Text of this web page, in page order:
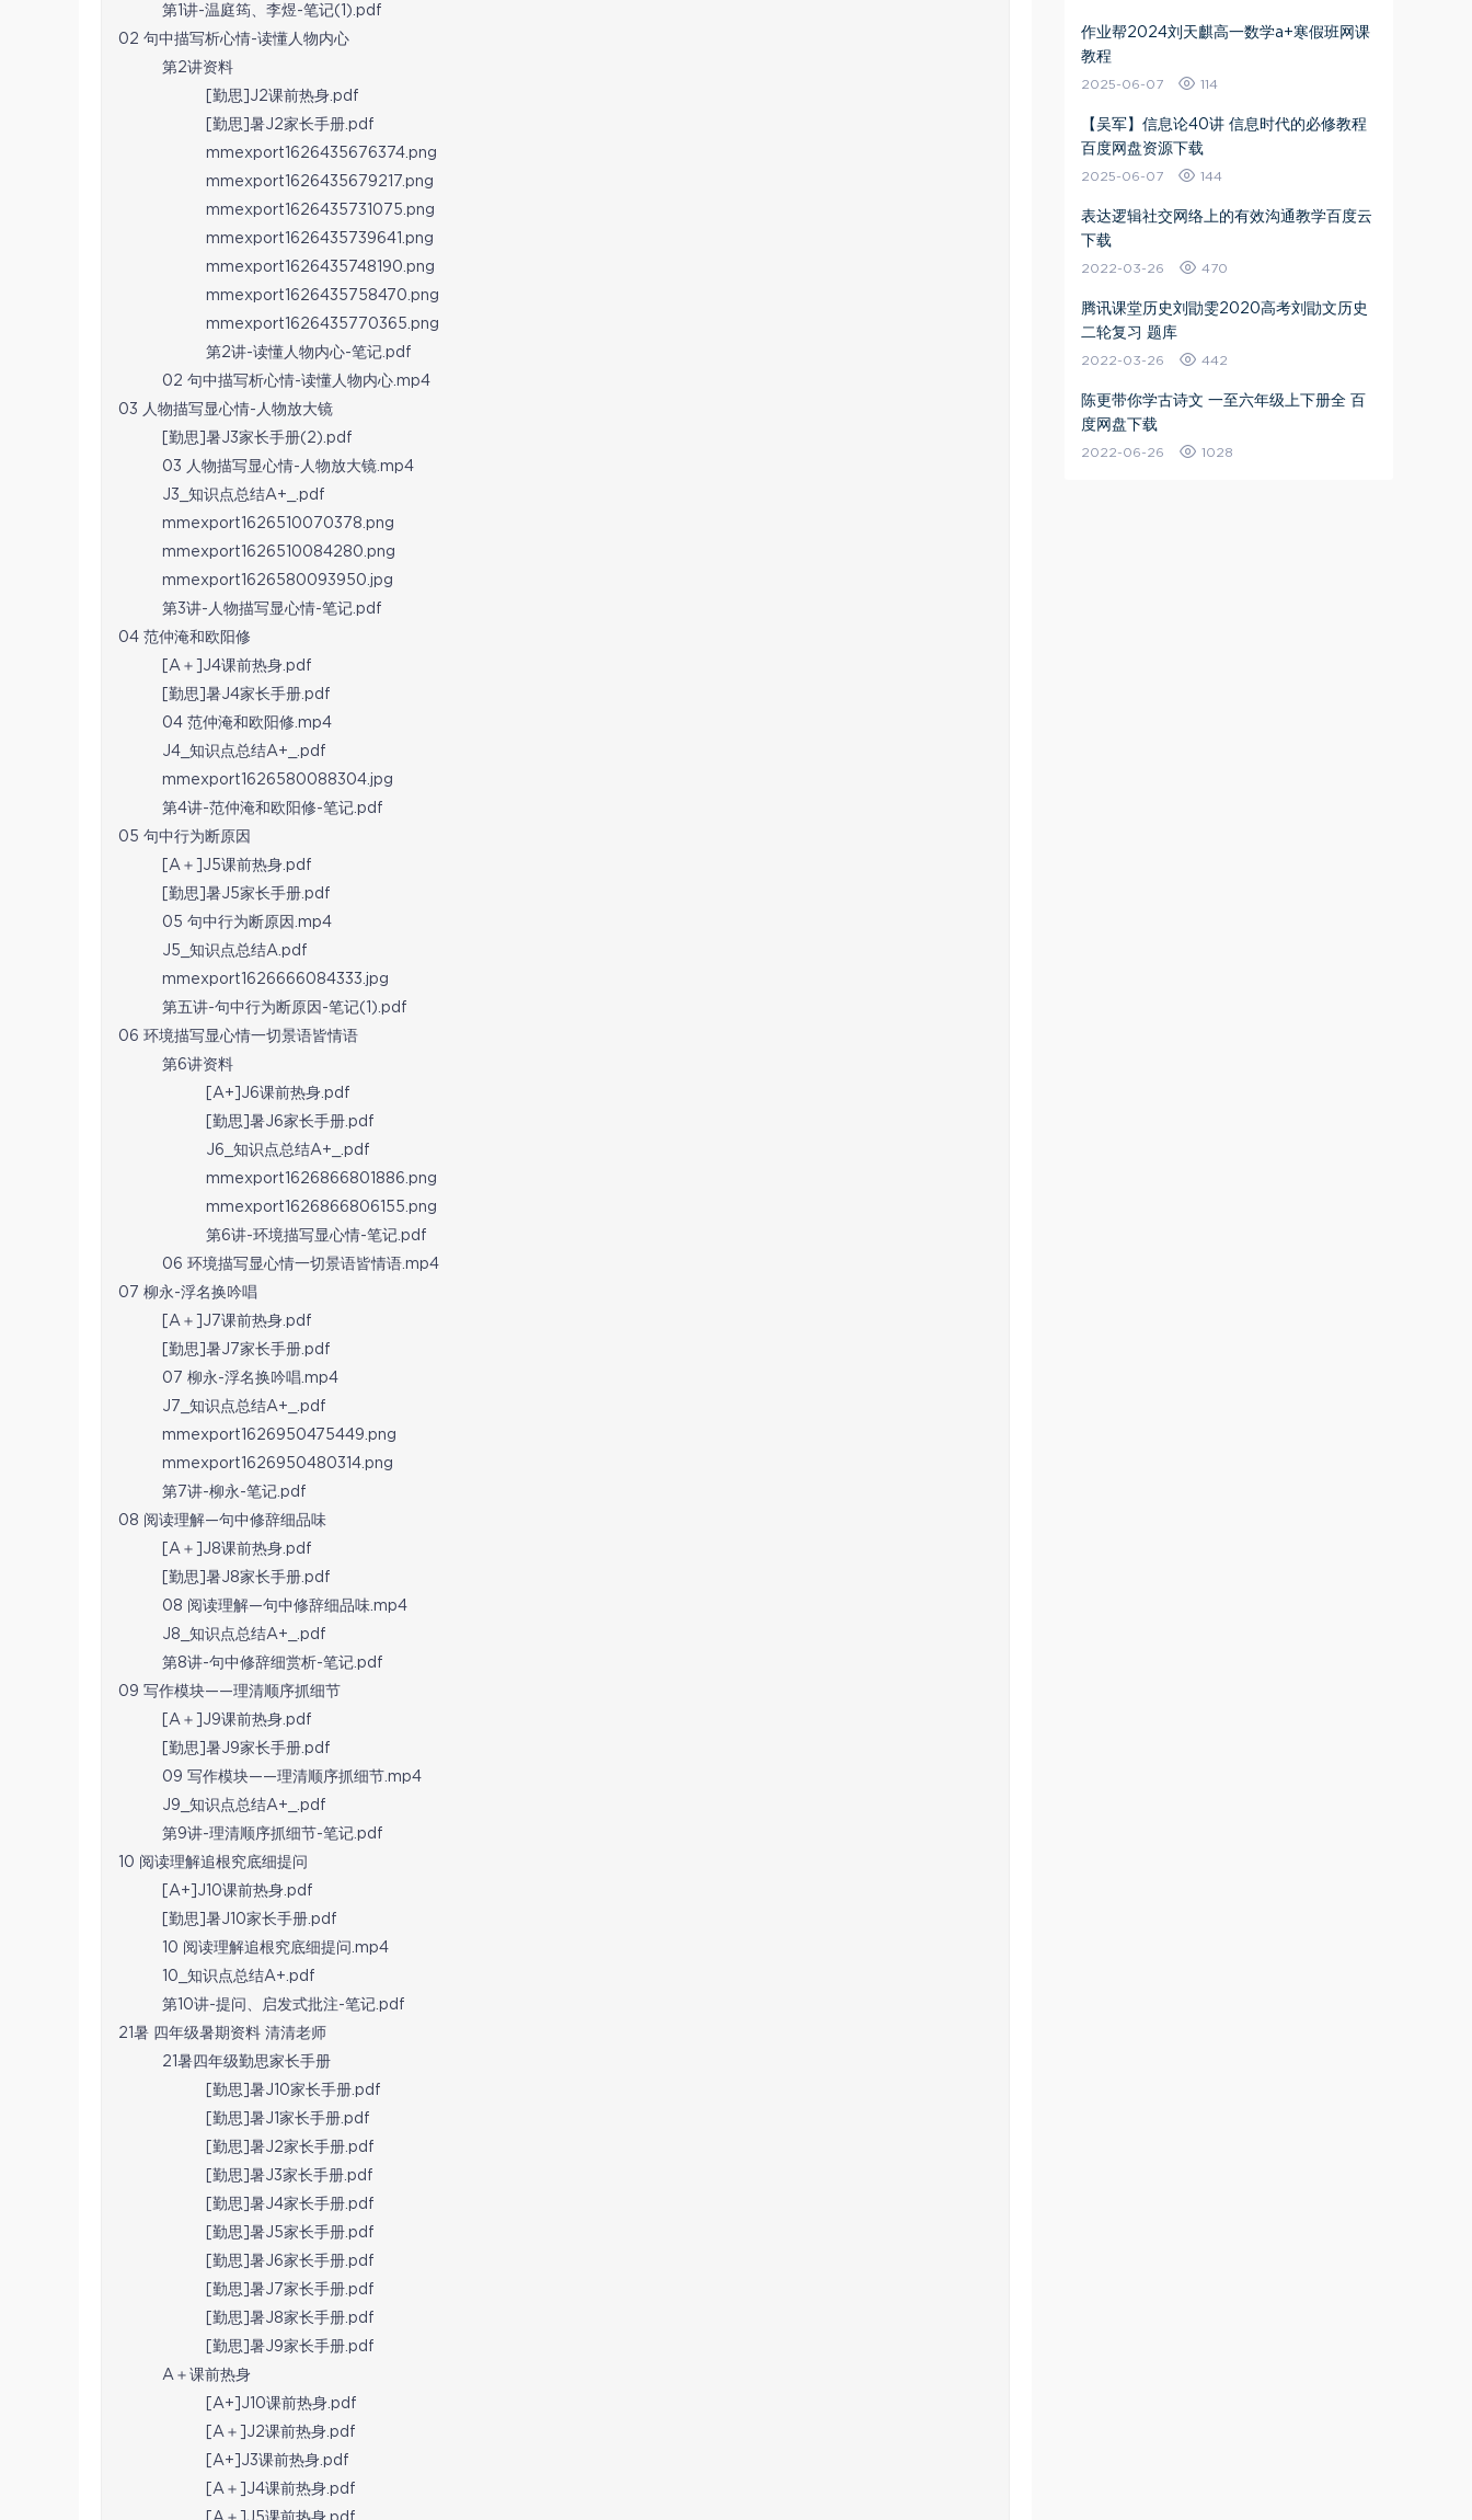
第1讲-温庭筠、李煜-笔记(1).pdf
02 句中描写析心情-读懂人物内心
第2讲资料
[勤思]J2课前热身.pdf
[勤思]暑J2家长手册.pdf
mmexport1626435676374.png
mmexport1626435679217.png
mmexport1626435731075.png
mmexport1626435739641.png
mmexport1626435748190.png
mmexport1626435758470.png
mmexport1626435770365.png
第2讲-读懂人物内心-笔记.pdf
02 句中描写析心情-读懂人物内心.mp4
03 人物描写显心情-人物放大镜
[勤思]暑J3家长手册(2).pdf
03 人物描写显心情-人物放大镜.mp4
J3_知识点总结A+_.pdf
mmexport1626510070378.png
mmexport1626510084280.png
mmexport1626580093950.jpg
第3讲-人物描写显心情-笔记.pdf
04 范仲淹和欧阳修
[A＋]J4课前热身.pdf
[勤思]暑J4家长手册.pdf
04 范仲淹和欧阳修.mp4
J4_知识点总结A+_.pdf
mmexport1626580088304.jpg
第4讲-范仲淹和欧阳修-笔记.pdf
05 句中行为断原因
[A＋]J5课前热身.pdf
[勤思]暑J5家长手册.pdf
05 句中行为断原因.mp4
J5_知识点总结A.pdf
mmexport1626666084333.jpg
第五讲-句中行为断原因-笔记(1).pdf
06 环境描写显心情一切景语皆情语
第6讲资料
[A+]J6课前热身.pdf
[勤思]暑J6家长手册.pdf
J6_知识点总结A+_.pdf
mmexport1626866801886.png
mmexport1626866806155.png
第6讲-环境描写显心情-笔记.pdf
06 环境描写显心情一切景语皆情语.mp4
07 柳永-浮名换吟唱
[A＋]J7课前热身.pdf
[勤思]暑J7家长手册.pdf
07 柳永-浮名换吟唱.mp4
J7_知识点总结A+_.pdf
mmexport1626950475449.png
mmexport1626950480314.png
第7讲-柳永-笔记.pdf
08 阅读理解—句中修辞细品味
[A＋]J8课前热身.pdf
[勤思]暑J8家长手册.pdf
08 阅读理解—句中修辞细品味.mp4
J8_知识点总结A+_.pdf
第8讲-句中修辞细赏析-笔记.pdf
09 写作模块——理清顺序抓细节
[A＋]J9课前热身.pdf
[勤思]暑J9家长手册.pdf
09 写作模块——理清顺序抓细节.mp4
J9_知识点总结A+_.pdf
第9讲-理清顺序抓细节-笔记.pdf
10 阅读理解追根究底细提问
[A+]J10课前热身.pdf
[勤思]暑J10家长手册.pdf
10 阅读理解追根究底细提问.mp4
10_知识点总结A+.pdf
第10讲-提问、启发式批注-笔记.pdf
21暑 四年级暑期资料 清清老师
21暑四年级勤思家长手册
[勤思]暑J10家长手册.pdf
[勤思]暑J1家长手册.pdf
[勤思]暑J2家长手册.pdf
[勤思]暑J3家长手册.pdf
[勤思]暑J4家长手册.pdf
[勤思]暑J5家长手册.pdf
[勤思]暑J6家长手册.pdf
[勤思]暑J7家长手册.pdf
[勤思]暑J8家长手册.pdf
[勤思]暑J9家长手册.pdf
A＋课前热身
[A+]J10课前热身.pdf
[A＋]J2课前热身.pdf
[A+]J3课前热身.pdf
[A＋]J4课前热身.pdf
作业帮2024刘天麒高一数学a+寒假班网课
教程
2025-06-07 114
【吴军】信息论40讲 信息时代的必修教程
百度网盘资源下载
2025-06-07 144
表达逻辑社交网络上的有效沟通教学百度云
下载
2022-03-26 470
腾讯课堂历史刘勖雯2020高考刘勖文历史
二轮复习 题库
2022-03-26 442
陈更带你学古诗文 一至六年级上下册全 百
度网盘下载
2022-06-26 1028